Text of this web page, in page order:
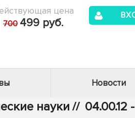
цена
700 499 руб.
Новости
науки //